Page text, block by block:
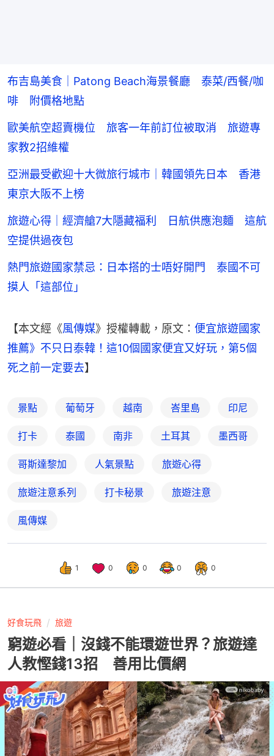
布吉島美食｜Patong Beach海景餐廳 泰菜/西餐/咖
啡 附價格地點
歐美航空超賣機位 旅客一年前訂位被取消 旅遊專
家教2招維權
亞洲最受歡迎十大微旅行城市｜韓國領先日本 香港
東京大阪不上榜
旅遊心得｜經濟艙7大隱藏福利 日航供應泡麵 這航
空提供過夜包
熱門旅遊國家禁忌：日本搭的士唔好開門 泰國不可
摸人「這部位」
【本文經《風傳媒》授權轉載，原文： 便宜旅遊國家
推薦》不只日泰韓！這10個國家便宜又好玩，第5個
死之前一定要去】
景點 葡萄牙 越南 峇里島 印尼
打卡 泰國 南非 土耳其 墨西哥
哥斯達黎加 人氣景點 旅遊心得
旅遊注意系列 打卡秘景 旅遊注意
風傳媒
1 0 0 0 0
好食玩飛 旅遊
窮遊必看｜沒錢不能環遊世界？旅遊達
人教慳錢13招 善用比價網